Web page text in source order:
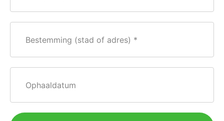
Bestemming (stad of adres)
Ophaaldatum